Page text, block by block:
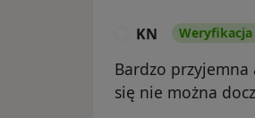
KN
Bardzo
się nie można